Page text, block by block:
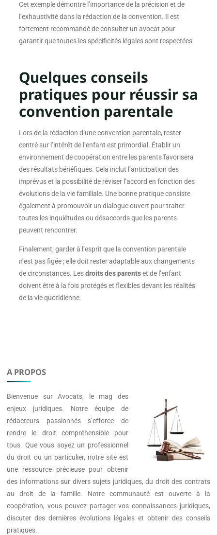
Cet exemple démontre l’importance de la précision et de
l’exhaustivité dans la rédaction de la convention. Il est
fortement recommandé de consulter un avocat pour
garantir que toutes les spécificités légales sont respectées.
Quelques conseils
pratiques pour réussir sa
convention parentale
Lors de la rédaction d’une convention parentale, rester
centré sur l’intérêt de l’enfant est primordial. Établir un
environnement de coopération entre les parents favorisera
des résultats bénéfiques. Cela inclut l’anticipation des
imprévus et la possibilité de réviser l’accord en fonction des
évolutions de la vie familiale. Une bonne pratique consiste
également à promouvoir un dialogue ouvert pour traiter
toutes les inquiétudes ou désaccords que les parents
peuvent rencontrer.
Finalement, garder à l’esprit que la convention parentale
n’est pas figée ; elle doit rester adaptable aux changements
de circonstances. Lesdroits des parentset de l’enfant
doivent être à la fois protégés et flexibles devant les réalités
de la vie quotidienne.
A PROPOS
Bienvenue surAvocats, le mag des
enjeux juridiques. Notre équipe de
rédacteurs passionnés s’efforce de
rendre le droit compréhensible pour
tous. Que vous soyez un professionnel
du droit ou un particulier, notre site est
une ressource précieuse pour obtenir
des informations sur divers sujets juridiques, du droit des contrats
au droit de la famille. Notre communauté est ouverte à la
coopération, vous pouvez partager vos connaissances juridiques,
discuter des dernières évolutions légales et obtenir des conseils
pratiques.